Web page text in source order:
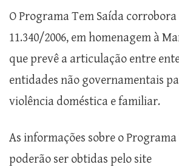
O Programa Tem Saída corrobora
11.340/2006, em homenagem à
que prevê a articulação entre
entidades não governamentais
violência doméstica e familiar.
As informações sobre o Programa
poderão ser obtidas pelo site